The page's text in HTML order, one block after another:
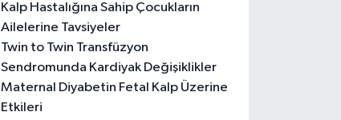
Kalp Hastalığına Sahip Çocukların
Ailelerine Tavsiyeler
Twin to Twin Transfüzyon
Sendromunda Kardiyak Değişiklikler
Maternal Diyabetin Fetal Kalp Üzerine
Etkileri